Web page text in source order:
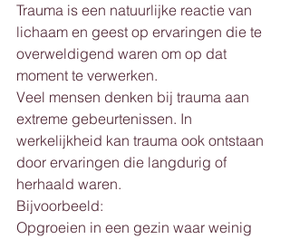
Trauma is een natuurlijke reactie van
lichaam en geest op ervaringen die te
overweldigend waren om op dat
moment te verwerken.
Veel mensen denken bij trauma aan
extreme gebeurtenissen. In
werkelijkheid kan trauma ook ontstaan
door ervaringen die langdurig of
herhaald waren.
Bijvoorbeeld:
Opgroeien in een gezin waar weinig